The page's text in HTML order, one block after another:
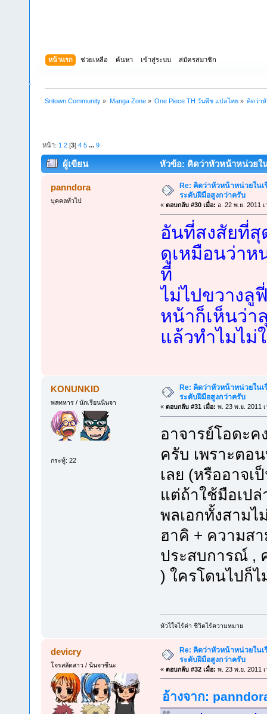
หน้าแรก ช่วยเหลือ ค้นหา เข้าสู่ระบบ สมัครสมาชิก
Sritown Community » Manga Zone» One Piece TH วันพีช แปลไทย» คิดว่าหั
หน้า: 1 2 [3]4 5 ...9
ผู้เขียน หัวข้อ: คิดว่าหัวหน้าหน่วยใ
panndora
บุคคลทั่วไป
Re: คิดว่าหัวหน้าหน่วยใน
ระดับฝีมือสูงกว่าครับ
« ตอบกลับ #30 เมื่อ: อ. 22 พ.ย. 2011
อันที่สงสัยที่สุ
ดูเหมือนว่าห
ที่
ไม่ไปขวางลู
หน้าก็เห็นว่า
แล้วทำไมไม่
KONUNKID
พลทหาร / นักเรียนนินจา
กระทู้: 22
Re: คิดว่าหัวหน้าหน่วยใน
ระดับฝีมือสูงกว่าครับ
« ตอบกลับ #31 เมื่อ: พ. 23 พ.ย. 2011
อาจารย์โอดะ
ครับ เพราะตอ
เลย (หรืออาจเ
แต่ถ้าใช้มือเป
พลเอกทั้งสาม
ฮาคิ + ความส
ประสบการณ์ ,
) ใครโดนไปก็
หัวไใจไร้ค่า ชีวิตไร้ความหมาย
devicry
โจรสลัดสาว / นินจาซึนะ
Re: คิดว่าหัวหน้าหน่วยใน
ระดับฝีมือสูงกว่าครับ
« ตอบกลับ #32 เมื่อ: พ. 23 พ.ย. 2011
อ้างจาก: